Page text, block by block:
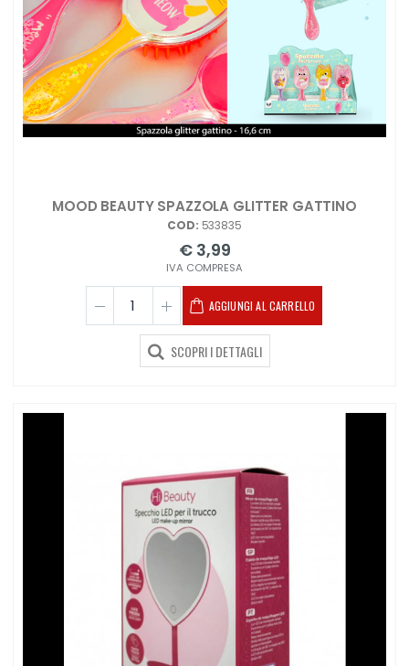
MOOD BEAUTY SPAZZOLA GLITTER GATTINO
COD: 533835
€ 3,99
IVA COMPRESA
AGGIUNGI AL CARRELLO
SCOPRI I DETTAGLI